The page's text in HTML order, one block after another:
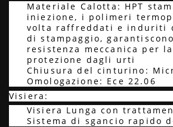
Materiale Calotta: HPT
iniezione, i polimeri
volta raffreddati e induriti
di stampaggio,
resistenza meccanica per
protezione dagli urti
Chiusura del cinturino:
Omologazione: Ece 22.06
Visiera:
Visiera Lunga con
Sistema di sgancio rapido